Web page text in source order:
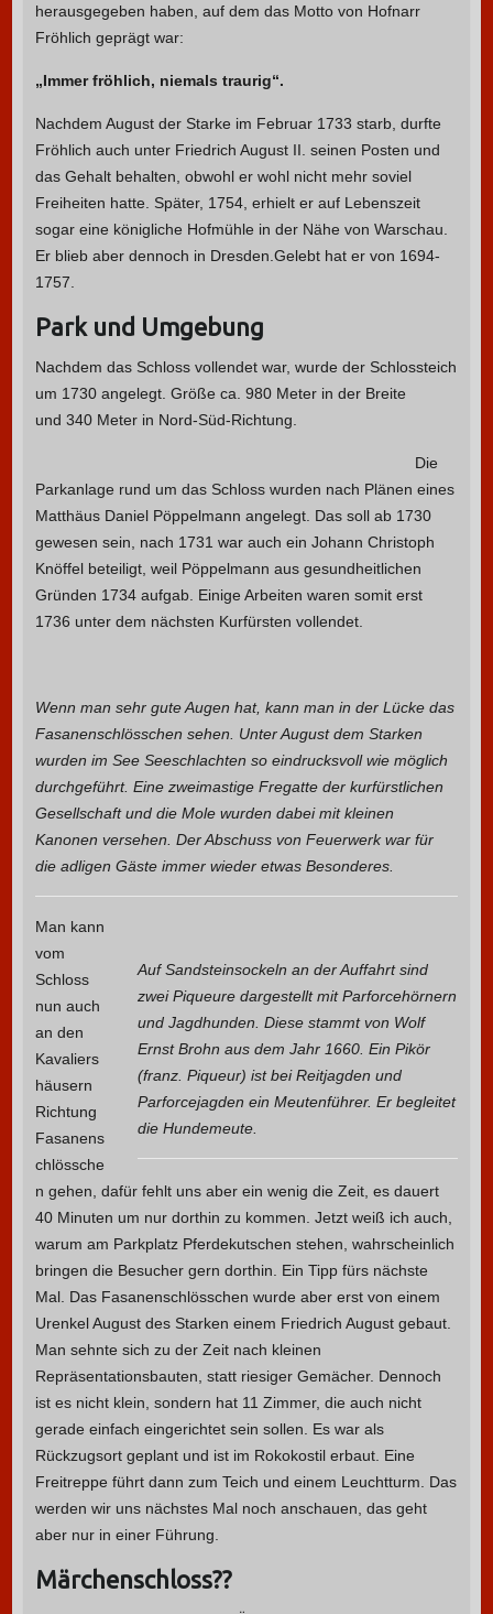
herausgegeben haben, auf dem das Motto von Hofnarr
Fröhlich geprägt war:
„Immer fröhlich, niemals traurig“.
Nachdem August der Starke im Februar 1733 starb, durfte
Fröhlich auch unter Friedrich August II. seinen Posten und
das Gehalt behalten, obwohl er wohl nicht mehr soviel
Freiheiten hatte. Später, 1754, erhielt er auf Lebenszeit
sogar eine königliche Hofmühle in der Nähe von Warschau.
Er blieb aber dennoch in Dresden.Gelebt hat er von 1694-
1757.
Park und Umgebung
Nachdem das Schloss vollendet war, wurde der Schlossteich
um 1730 angelegt. Größe ca. 980 Meter in der Breite
und 340 Meter in Nord-Süd-Richtung.
Die
Parkanlage rund um das Schloss wurden nach Plänen eines
Matthäus Daniel Pöppelmann angelegt. Das soll ab 1730
gewesen sein, nach 1731 war auch ein Johann Christoph
Knöffel beteiligt, weil Pöppelmann aus gesundheitlichen
Gründen 1734 aufgab. Einige Arbeiten waren somit erst
1736 unter dem nächsten Kurfürsten vollendet.
Wenn man sehr gute Augen hat, kann man in der Lücke das
Fasanenschlösschen sehen. Unter August dem Starken
wurden im See Seeschlachten so eindrucksvoll wie möglich
durchgeführt. Eine zweimastige Fregatte der kurfürstlichen
Gesellschaft und die Mole wurden dabei mit kleinen
Kanonen versehen. Der Abschuss von Feuerwerk war für
die adligen Gäste immer wieder etwas Besonderes.
Auf Sandsteinsockeln an der Auffahrt sind
zwei Piqueure dargestellt mit Parforcehörnern
und Jagdhunden. Diese stammt von Wolf
Ernst Brohn aus dem Jahr 1660. Ein Pikör
(franz. Piqueur) ist bei Reitjagden und
Parforcejagden ein Meutenführer. Er begleitet
die Hundemeute.
Man kann
vom
Schloss
nun auch
an den
Kavaliers
häusern
Richtung
Fasanens
chlössche
n gehen, dafür fehlt uns aber ein wenig die Zeit, es dauert
40 Minuten um nur dorthin zu kommen. Jetzt weiß ich auch,
warum am Parkplatz Pferdekutschen stehen, wahrscheinlich
bringen die Besucher gern dorthin. Ein Tipp fürs nächste
Mal. Das Fasanenschlösschen wurde aber erst von einem
Urenkel August des Starken einem Friedrich August gebaut.
Man sehnte sich zu der Zeit nach kleinen
Repräsentationsbauten, statt riesiger Gemächer. Dennoch
ist es nicht klein, sondern hat 11 Zimmer, die auch nicht
gerade einfach eingerichtet sein sollen. Es war als
Rückzugsort geplant und ist im Rokokostil erbaut. Eine
Freitreppe führt dann zum Teich und einem Leuchtturm. Das
werden wir uns nächstes Mal noch anschauen, das geht
aber nur in einer Führung.
Märchenschloss??